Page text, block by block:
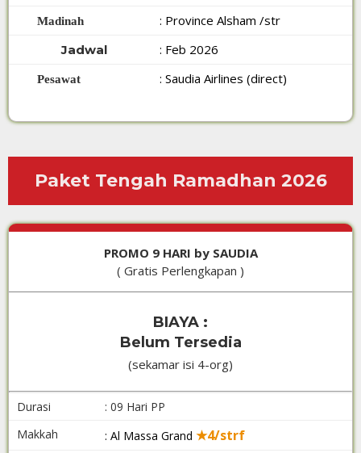
Madinah : Province Alsham /str
Jadwal : Feb 2026
Pesawat : Saudia Airlines (direct)
Paket Tengah Ramadhan 2026
PROMO 9 HARI by SAUDIA
( Gratis Perlengkapan )
BIAYA :
Belum Tersedia
(sekamar isi 4-org)
Durasi
: 09 Hari PP
Makkah
: Al Massa Grand ★4/strf